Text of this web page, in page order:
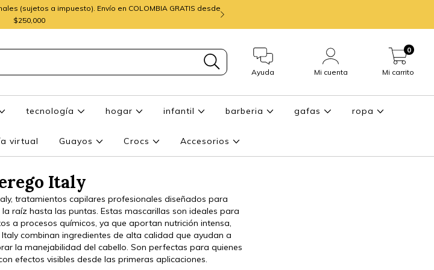
(sujetos a impuesto). Envío en COLOMBIA GRATIS desde
$250,000
Ayuda Mi cuenta Mi carrito
0
tecnología hogar infantil barberia gafas ropa
virtual Guayos Crocs Accesorios
Italy
tratamientos capilares profesionales diseñados para
raíz hasta las puntas. Estas mascarillas son ideales para
a procesos químicos, ya que aportan nutrición intensa,
combinan ingredientes de alta calidad que ayudan a
la manejabilidad del cabello. Son perfectas para quienes
efectos visibles desde las primeras aplicaciones.